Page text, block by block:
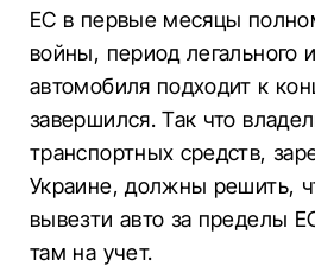
ЕС в первые месяцы
войны, период легального
автомобиля подходит к
завершился. Так что
транспортных средств,
Украине, должны решить,
вывезти авто за пределы
там на учет.